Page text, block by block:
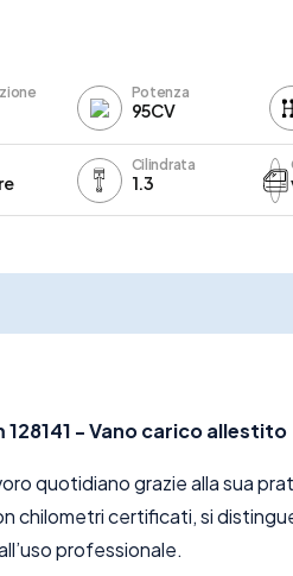
Potenza
95CV
Cilindrata
1.3
128141 - Vano carico allestito
quotidiano grazie alla sua
certificati, si
professionale.